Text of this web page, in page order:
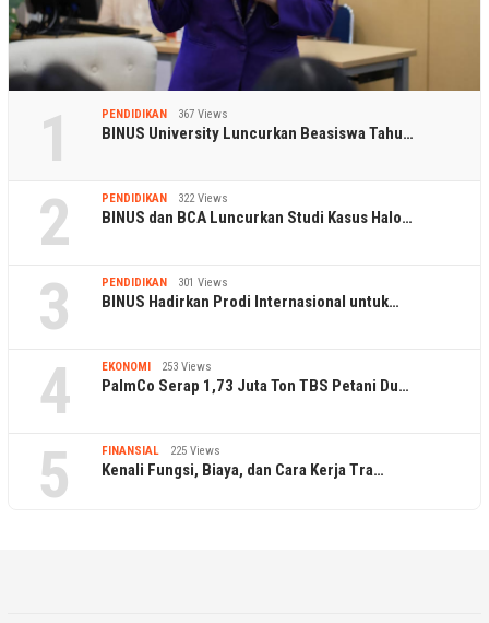
1 PENDIDIKAN 367 Views
BINUS University Luncurkan Beasiswa Tahu…
2 PENDIDIKAN 322 Views
BINUS dan BCA Luncurkan Studi Kasus Halo…
3 PENDIDIKAN 301 Views
BINUS Hadirkan Prodi Internasional untuk…
4 EKONOMI 253 Views
PalmCo Serap 1,73 Juta Ton TBS Petani Du…
5 FINANSIAL 225 Views
Kenali Fungsi, Biaya, dan Cara Kerja Tra…